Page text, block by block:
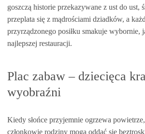
goszczą historie przekazywane z ust do ust,
przeplata się z mądrościami dziadków, a
przyrządzonego posiłku smakuje wybornie,
najlepszej restauracji.
Plac zabaw – dziecięca
wyobraźni
Kiedy słońce przyjemnie ogrzewa
członkowie rodziny mogą oddać się